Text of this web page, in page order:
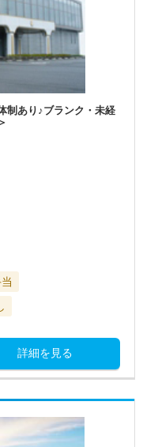
制あり♪ブランク・未経
詳細を見る